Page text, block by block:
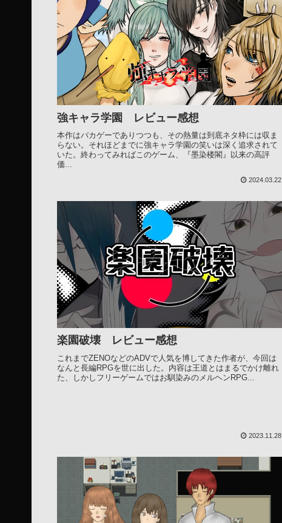
強キャラ学園 レビュー感想
本作はバカゲーでありつつも、その熱量は到底ネタ枠には収ま
らない。それほどまでに強キャラ学園の笑いは深く追求されて
いた。終わってみればこのゲーム、『墨染楼閣』以来の高評
価...
2024.03.22
楽園破壊 レビュー感想
これまでZENOなどのADVで人気を博してきた作者が、今回は
なんと長編RPGを世に出した。内容は王道とはまるでかけ離れ
た、しかしフリーゲームではお馴染みのメルヘンRPG...
2023.11.28